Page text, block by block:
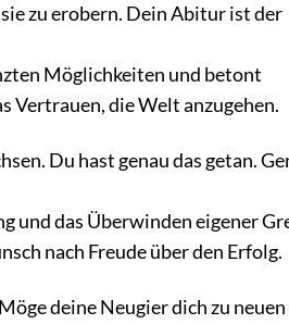
zu erobern. Dein Abitur ist der
Möglichkeiten und betont
Vertrauen, die Welt anzugehen.
Du hast genau das getan.
und das Überwinden eigener
nach Freude über den Erfolg.
deine Neugier dich zu neuen